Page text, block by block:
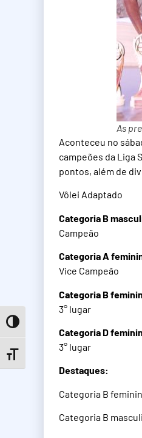
Toggle High Contrast
Toggle Font size
As
Aconteceu no
campeões da Liga
pontos, além de
Vôlei Adaptado
Categoria B
Campeão
Categoria A
Vice Campeão
Categoria B
3° lugar
Categoria D
3° lugar
Destaques:
Categoria B
Categoria B